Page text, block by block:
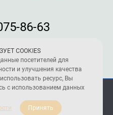
86-63
к оплате:
COOKIES
посетителей для
и улучшения качества
ресурс, Вы
с использованием данных
Принять
Reload Team